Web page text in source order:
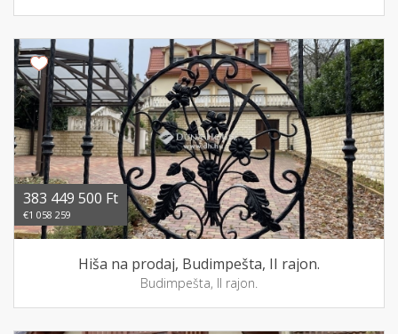
383 449 500 Ft
€1 058 259
Hiša na prodaj, Budimpešta, II rajon.
Budimpešta, II rajon.